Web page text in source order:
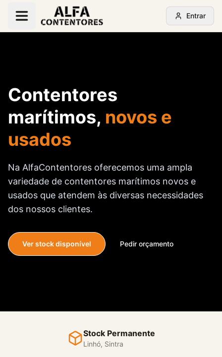
Entrar
Contentores
marítimos, novos e
usados
Na AlfaContentores oferecemos uma ampla
variedade de contentores marítimos novos e
usados que atendem às diversas necessidades
dos nossos clientes.
Ver stock disponível Pedir orçamento
Stock Permanente
Linhó, Sintra